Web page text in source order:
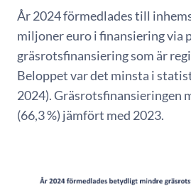
År 2024 förmedlades till
miljoner euro i finansiering via
gräsrotsfinansiering som är
Beloppet var det minsta i
2024). Gräsrotsfinansieringen
(66,3 %) jämfört med 2023.